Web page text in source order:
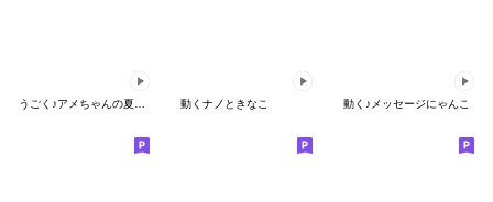
動くナノときなこ 動く♪メッセージにゃんこ